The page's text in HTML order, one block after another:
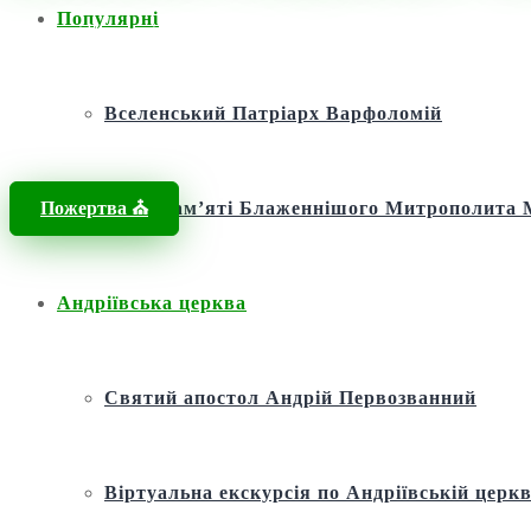
Популярні
Вселенський Патріарх Варфоломій
Фонд пам’яті Блаженнішого
Андріївська церква
Святий апостол Андрій Первозванний
Віртуальна екскурсія по Андріївській
Пожертва ⛪️
Головна / Новини /